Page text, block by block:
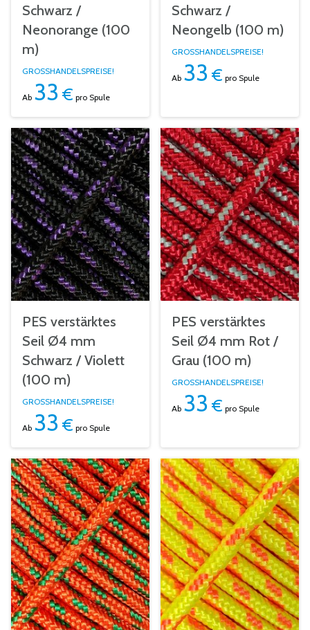
Schwarz /
Neonorange (100
m)
GROSSHANDELSPREISE!
Ab 33 € pro Spule
Schwarz /
Neongelb (100 m)
GROSSHANDELSPREISE!
Ab 33 € pro Spule
PES verstärktes
Seil Ø4 mm
Schwarz / Violett
(100 m)
GROSSHANDELSPREISE!
Ab 33 € pro Spule
PES verstärktes
Seil Ø4 mm Rot /
Grau (100 m)
GROSSHANDELSPREISE!
Ab 33 € pro Spule